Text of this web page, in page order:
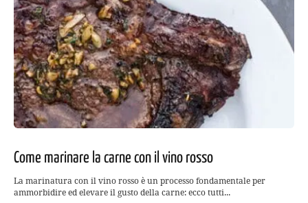
Come marinare la carne con il vino rosso
La marinatura con il vino rosso è un processo fondamentale per
ammorbidire ed elevare il gusto della carne: ecco tutti...